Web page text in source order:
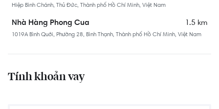
Hiệp Bình Chánh, Thủ Đức, Thành phố Hồ Chí Minh, Việt Nam
Nhà Hàng Phong Cua 1.5 km
1019A Bình Quới, Phường 28, Bình Thạnh, Thành phố Hồ Chí Minh, Việt Nam
0.9 km
Đức, Thành phố Hồ Chí Minh, Việt Nam
Tính khoản vay